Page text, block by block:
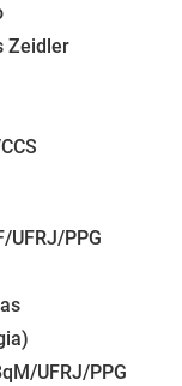
Zeidler
UFRJ/PPG
UFRJ/PPG